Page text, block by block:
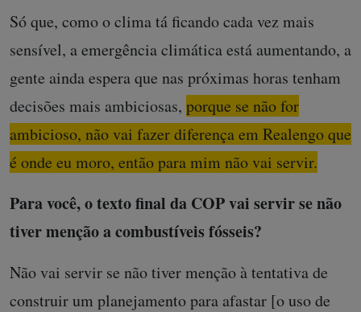
Só que, como o clima tá ficando cada vez mais
sensível, a emergência climática está aumentando, a
gente ainda espera que nas próximas horas tenham
decisões mais ambiciosas, porque se não for
ambicioso, não vai fazer diferença em Realengo que
é onde eu moro, então para mim não vai servir.
Para você, o texto final da COP vai servir se não
tiver menção a combustíveis fósseis?
Não vai servir se não tiver menção à tentativa de
construir um planejamento para afastar [o uso de